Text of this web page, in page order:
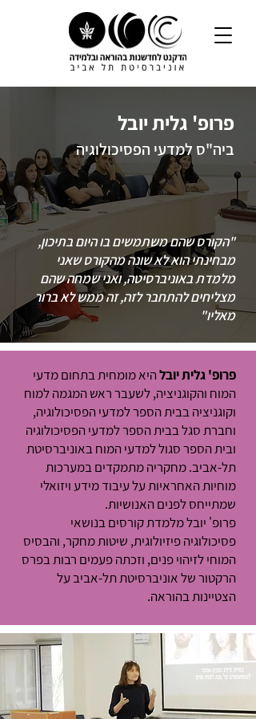
פרופ' גלית יובל
"הקורס שהם משתמשים בו היום בתיכון,
מבחינתי הוא לא שונה מהקורס שאני
מלמדת באוניברסיטה, ואני שמחה שהם
מצליחים להתחבר לזה, זה ממש לא ברור
מאליו"
ביה"ס למדעי הפסיכולוגיה
פרופ' גלית יובלהיא מומחית בתחום מדעי
המוח והקוגניציה, לשעבר ראש המגמה למוח
וקוגניציה בבית הספר למדעי הפסיכולוגיה,
וחברת סגל בבית הספר למדעי הפסיכולוגיה
ובית הספר סגול למדעי המוח באוניברסיטת
תל-אביב.מחקריה מתמקדים במערכות
מוחיות האחראיות על עיבוד מידע ויזואלי
שמתייחס לפנים האנושיות.
פרופ' יובל מלמדת קורסים בנושאי
פסיכולוגיה פיזיולוגית, שיטות מחקר, והבסיס
המוחי לזיהוי פנים, וזכתה פעמים רבות בפרס
הרקטור של אוניברסיטת תל-אביב על
הצטיינות בהוראה.